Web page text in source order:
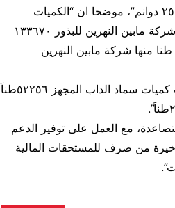
واشار الى ان “المساحة التي تم جنيها من محصول الذرة الصفراء بلغت ٢٥٨٠٠٣ دوانم”، موضحا ان “الكميات
المستلمة من الذرة الصفراء من قبل الشركات بلغت ١٦١٨٦٠طنا من ضمنها شركة مابين النهرين للبذور ١٣٣٦٧٠
طنا والشركة العراقية لانتاج البذور بلغ٢٨١٩٠طنا والمجهز للمربين بلغ٢٨٩٩٦ طنا منها شركة مابين النهرين
وتابع، أن “المساحات المحصودة لمحصول الشلب بلغت ٨٦٨٠دونم، بينما بلغت كميات سماد الداب المجهز ٥٢٢٥٦طناَ
مع العمل على توفير الدعم
من صرف للمستحقات المالية